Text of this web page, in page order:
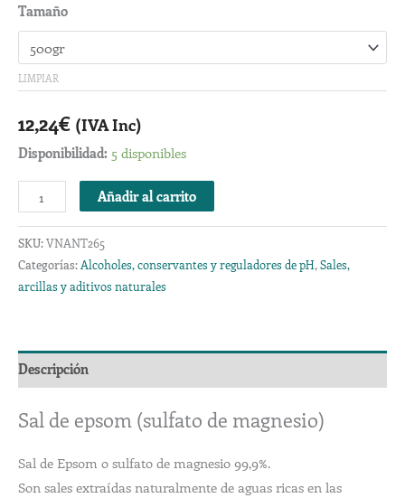
Tamaño
LIMPIAR
12,24€ (IVA Inc)
Disponibilidad: 5 disponibles
Añadir al carrito
SKU:VNANT265
Categorías: Alcoholes, conservantes y reguladores de pH,Sales,
arcillas y aditivos naturales
Descripción
Sal de epsom (sulfato de magnesio)
Sal de Epsom o sulfato de magnesio 99,9%.
Son sales extraídas naturalmente de aguas ricas en las